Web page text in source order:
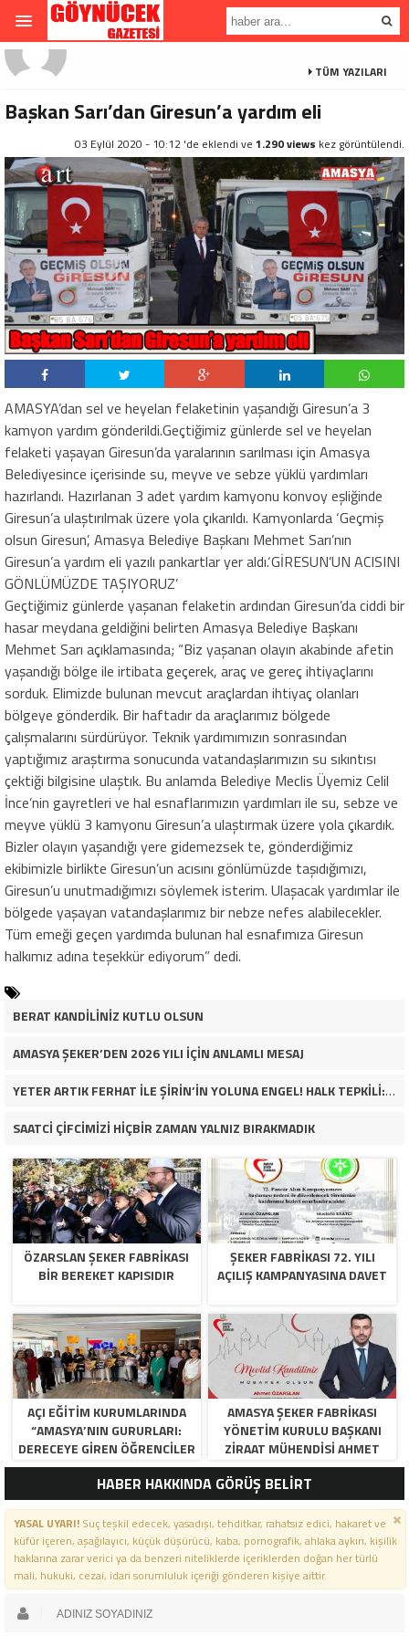
TÜM YAZILARI
Başkan Sarı’dan Giresun’a yardım eli
03 Eylül 2020 - 10:12 'de eklendi ve 1.290 views kez görüntülendi.
AMASYA’dan sel ve heyelan felaketinin yaşandığı Giresun’a 3
kamyon yardım gönderildi.Geçtiğimiz günlerde sel ve heyelan
felaketi yaşayan Giresun’da yaralarının sarılması için Amasya
Belediyesince içerisinde su, meyve ve sebze yüklü yardımları
hazırlandı. Hazırlanan 3 adet yardım kamyonu konvoy eşliğinde
Giresun’a ulaştırılmak üzere yola çıkarıldı. Kamyonlarda ‘Geçmiş
olsun Giresun’, Amasya Belediye Başkanı Mehmet Sarı’nın
Giresun’a yardım eli yazılı pankartlar yer aldı.‘GİRESUN’UN ACISINI
GÖNLÜMÜZDE TAŞIYORUZ’
Geçtiğimiz günlerde yaşanan felaketin ardından Giresun’da ciddi bir
hasar meydana geldiğini belirten Amasya Belediye Başkanı
Mehmet Sarı açıklamasında; “Biz yaşanan olayın akabinde afetin
yaşandığı bölge ile irtibata geçerek, araç ve gereç ihtiyaçlarını
sorduk. Elimizde bulunan mevcut araçlardan ihtiyaç olanları
bölgeye gönderdik. Bir haftadır da araçlarımız bölgede
çalışmalarını sürdürüyor. Teknik yardımımızın sonrasından
yaptığımız araştırma sonucunda vatandaşlarımızın su sıkıntısı
çektiği bilgisine ulaştık. Bu anlamda Belediye Meclis Üyemiz Celil
İnce’nin gayretleri ve hal esnaflarımızın yardımları ile su, sebze ve
meyve yüklü 3 kamyonu Giresun’a ulaştırmak üzere yola çıkardık.
Bizler olayın yaşandığı yere gidemezsek te, gönderdiğimiz
ekibimizle birlikte Giresun’un acısını gönlümüzde taşıdığımızı,
Giresun’u unutmadığımızı söylemek isterim. Ulaşacak yardımlar ile
bölgede yaşayan vatandaşlarımız bir nebze nefes alabilecekler.
Tüm emeği geçen yardımda bulunan hal esnafımıza Giresun
halkımız adına teşekkür ediyorum” dedi.
BERAT KANDİLİNİZ KUTLU OLSUN
AMASYA ŞEKER’DEN 2026 YILI İÇİN ANLAMLI MESAJ
YETER ARTIK FERHAT İLE ŞİRİN’İN YOLUNA ENGEL! HALK TEPKİLİ: “YOLU KAPATMAK ÇÖZÜM DEĞİL, GÖREVİNİ YAP!”
SAATCİ ÇİFCİMİZİ HİÇBİR ZAMAN YALNIZ BIRAKMADIK
ÖZARSLAN ŞEKER FABRİKASI
BİR BEREKET KAPISIDIR
ŞEKER FABRİKASI 72. YILI
AÇILIŞ KAMPANYASINA DAVET
AÇI EĞİTİM KURUMLARINDA
“AMASYA’NIN GURURLARI:
DERECEYE GIREN ÖĞRENCILER
İÇIN ANLAMLI TÖREN”
AMASYA ŞEKER FABRIKASI
YÖNETIM KURULU BAŞKANI
ZIRAAT MÜHENDISI AHMET
ÖZARSLAN’IN MEVLID KANDILI
MESAJI
HABER HAKKINDA GÖRÜŞ BELİRT
YASAL UYARI!Suç teşkil edecek, yasadışı, tehditkar, rahatsız edici, hakaret ve
küfür içeren, aşağılayıcı, küçük düşürücü, kaba, pornografik, ahlaka aykırı, kişilik
haklarına zarar verici ya da benzeri niteliklerde içeriklerden doğan her türlü
mali, hukuki, cezai, idari sorumluluk içeriği gönderen kişiye aittir.